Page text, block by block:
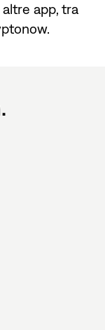
app, tra